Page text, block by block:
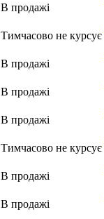
В продажi
Тимчасово не курсує
В продажi
В продажi
В продажi
Тимчасово не курсує
В продажi
В продажi